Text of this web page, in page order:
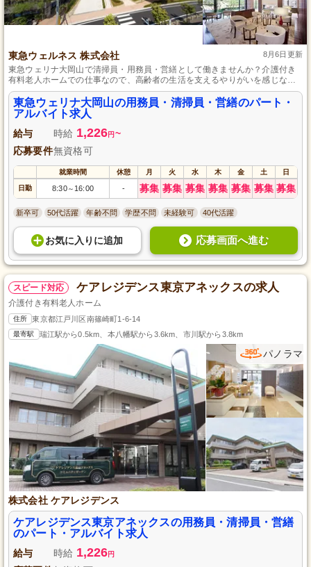
東急ウェルネス 株式会社 8月6日更新
東急ウェリナ大岡山で清掃員・用務員・営繕として働きませんか？介護付き
有料老人ホームでの仕事なので、高齢者の生活を支えるやりがいを感じなが
ら勤務できます。経験や資格は問いません。パート・アルバイトなので、自
分のライフスタイルに合わせた働き方が可能です。興味のある方はぜひご応
募ください。
東急ウェリナ大岡山の用務員・清掃員・営繕のパート・
アルバイト求人
給与 時給 1,226円 ~
応募要件無資格可
就業時間 休憩 月 火 水 木 金 土 日
日勤 8:30～ 16:00 - 募集 募集 募集 募集 募集 募集 募集
新卒可 50代活躍 年齢不問 学歴不問 未経験可 40代活躍
お気に入り に追加 応募画面へ進む
スピード対応 ケアレジデンス東京アネックスの求人
介護付き有料老人ホーム
住所 東京都江戸川区南篠崎町1-6-14
最寄駅 瑞江駅から0.5km、本八幡駅から3.6km、市川駅から3.8km
パノラマ
株式会社 ケアレジデンス
ケアレジデンス東京アネックスの用務員・清掃員・営繕
のパート・アルバイト求人
給与 時給 1,226円